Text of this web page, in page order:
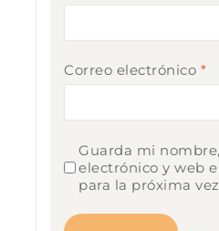
Correo electrónico *
Guarda mi
electrónico y web
para la próxima